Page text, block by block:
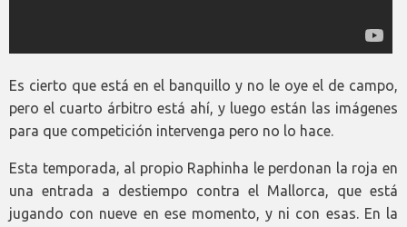
Es cierto que está en el banquillo y no le oye el de campo,
pero el cuarto árbitro está ahí, y luego están las imágenes
para que competición intervenga pero no lo hace.
Esta temporada, al propio Raphinha le perdonan la roja en
una entrada a destiempo contra el Mallorca, que está
jugando con nueve en ese momento, y ni con esas. En la